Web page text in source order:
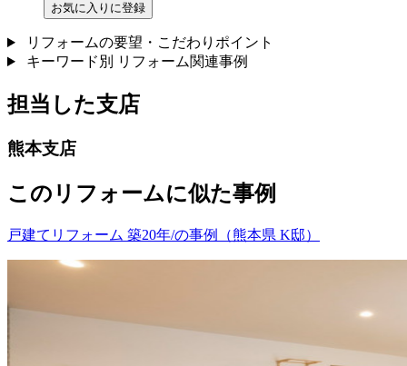
お気に入りに登録
リフォームの要望・こだわりポイント
キーワード別 リフォーム関連事例
担当した支店
熊本支店
このリフォームに似た事例
戸建てリフォーム 築20年/の事例（熊本県 K邸）